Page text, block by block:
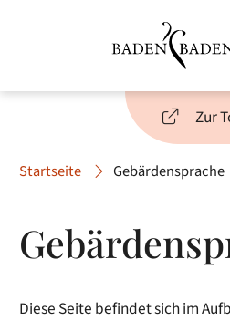
Zur
Startseite Gebärdensprache
Diese Seite befindet sich im